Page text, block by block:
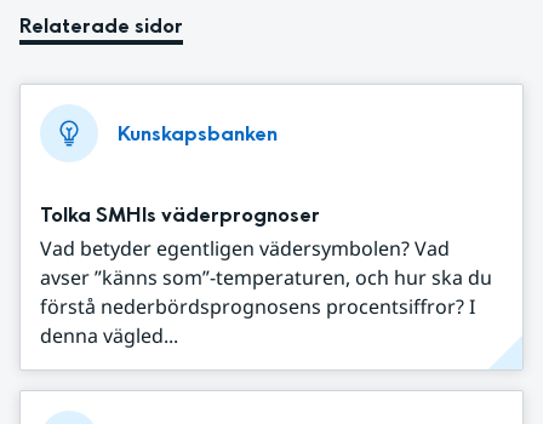
Relaterade sidor
Kunskapsbanken
Tolka SMHIs väderprognoser
Vad betyder egentligen vädersymbolen? Vad
avser ”känns som”-temperaturen, och hur ska du
förstå nederbördsprognosens procentsiffror? I
denna vägled...